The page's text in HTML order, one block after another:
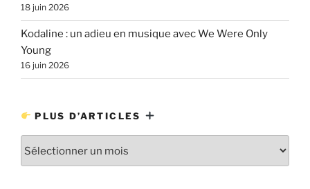
18 juin 2026
Kodaline : un adieu en musique avec We Were Only
Young
16 juin 2026
PLUS D’ARTICLES